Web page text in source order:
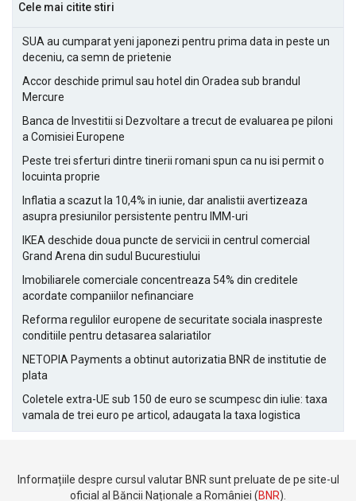
Cele mai citite stiri
SUA au cumparat yeni japonezi pentru prima data in peste un
deceniu, ca semn de prietenie
Accor deschide primul sau hotel din Oradea sub brandul
Mercure
Banca de Investitii si Dezvoltare a trecut de evaluarea pe piloni
a Comisiei Europene
Peste trei sferturi dintre tinerii romani spun ca nu isi permit o
locuinta proprie
Inflatia a scazut la 10,4% in iunie, dar analistii avertizeaza
asupra presiunilor persistente pentru IMM-uri
IKEA deschide doua puncte de servicii in centrul comercial
Grand Arena din sudul Bucurestiului
Imobiliarele comerciale concentreaza 54% din creditele
acordate companiilor nefinanciare
Reforma regulilor europene de securitate sociala inaspreste
conditiile pentru detasarea salariatilor
NETOPIA Payments a obtinut autorizatia BNR de institutie de
plata
Coletele extra-UE sub 150 de euro se scumpesc din iulie: taxa
vamala de trei euro pe articol, adaugata la taxa logistica
Informațiile despre cursul valutar BNR sunt preluate de pe site-ul
oficial al Băncii Naționale a României (BNR).